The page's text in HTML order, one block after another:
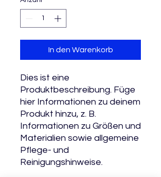
In den Warenkorb
Dies ist eine
Produktbeschreibung. Füge
hier Informationen zu deinem
Produkt hinzu, z. B.
Informationen zu Größen und
Materialien sowie allgemeine
Pflege- und
Reinigungshinweise.